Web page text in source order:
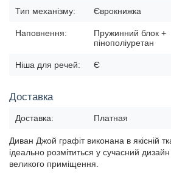
Тип механізму: Єврокнижка
Наповнення:
Пружинний блок +
пінополіуретан
Ніша для речей: Є
Доставка
Доставка: Платная
Диван Джой графіт виконана в якісній
ідеально розмітиться у сучасний
великого приміщення.